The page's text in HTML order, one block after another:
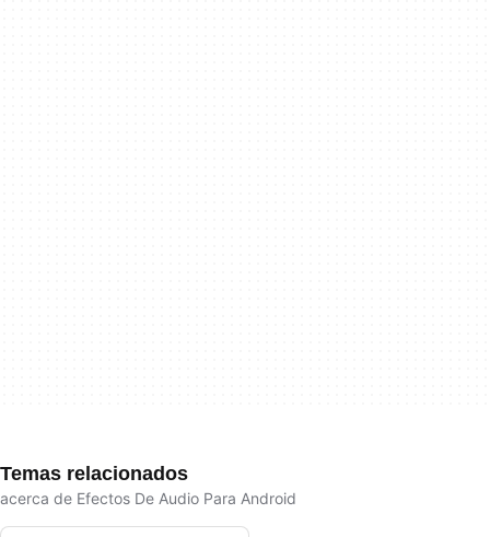
Temas relacionados
acerca de Efectos De Audio Para Android